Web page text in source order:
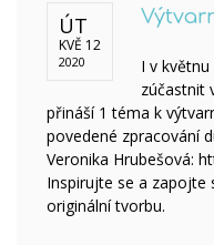
ÚT
KVĚ 12
2020
I v
zúčastnit
přináší 1 téma k
povedené zpracování
Veronika Hrubešová:
Inspirujte se a zapojte
originální tvorbu.